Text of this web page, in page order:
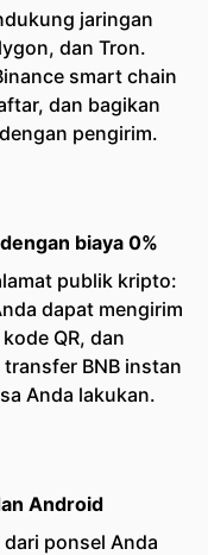
jaringan
dan Tron.
smart chain
dan bagikan
pengirim.
biaya 0%
publik kripto:
dapat mengirim
QR, dan
BNB instan
Anda lakukan.
Android
ponsel Anda